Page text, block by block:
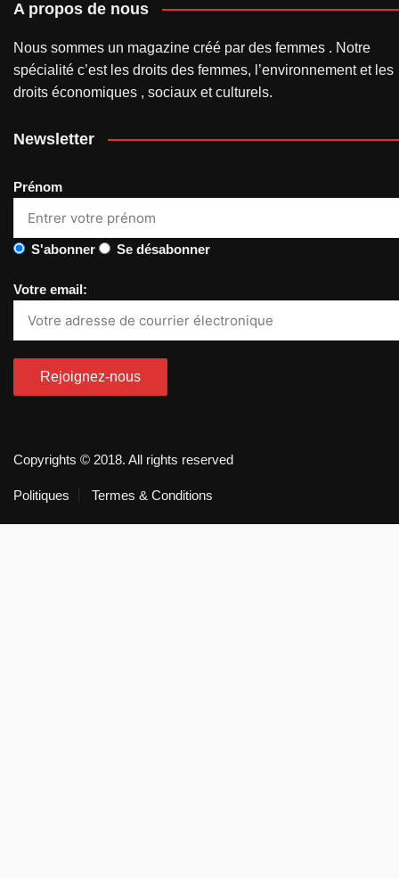
A propos de nous
Nous sommes un magazine créé par des femmes . Notre
spécialité c’est les droits des femmes, l’environnement et les
droits économiques , sociaux et culturels.
Newsletter
Prénom
S'abonner Se désabonner
Votre email:
Copyrights © 2018. All rights reserved
Politiques Termes & Conditions